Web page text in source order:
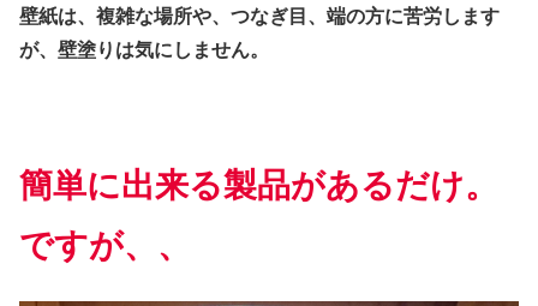
壁紙は、複雑な場所や、つなぎ目、端の方に苦労します
が、壁塗りは気にしません。
簡単に出来る製品があるだけ。
ですが、、